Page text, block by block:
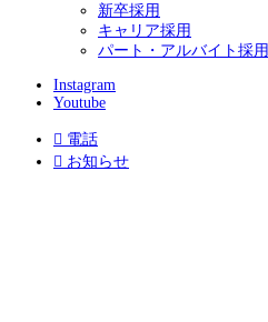
新卒採用
キャリア採用
パート・アルバイト採用
Instagram
Youtube
 電話
 お知らせ